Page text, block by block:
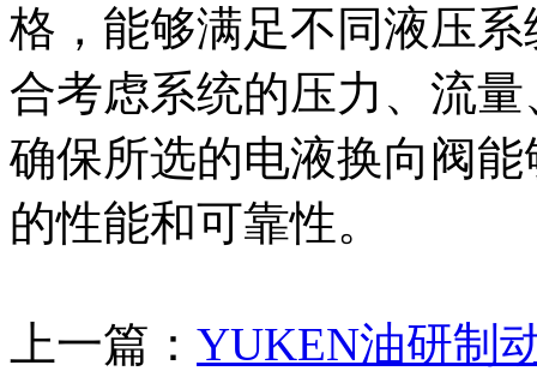
格，能够满足不同液压
合考虑系统的压力、流
确保所选的电液换向阀
的性能和可靠性。
上一篇： YUKEN油研制